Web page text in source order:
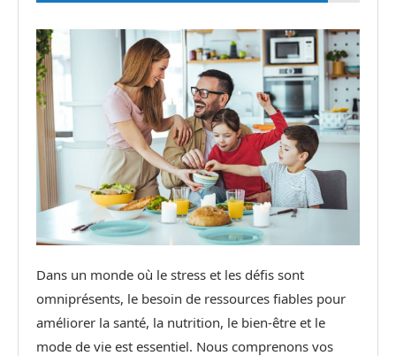
Dans un monde où le stress et les défis sont
omniprésents, le besoin de ressources fiables pour
améliorer la santé, la nutrition, le bien-être et le
mode de vie est essentiel. Nous comprenons vos